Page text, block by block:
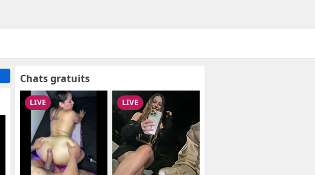
Chats gratuits